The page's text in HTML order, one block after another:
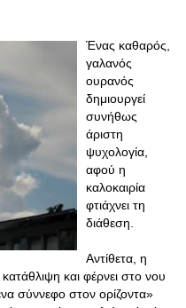
Ένας καθαρός,
γαλανός
ουρανός
δημιουργεί
συνήθως
άριστη
ψυχολογία,
αφού η
καλοκαιρία
φτιάχνει τη
διάθεση.
Αντίθετα, η
και φέρνει στο νου
σύννεφο στον ορίζοντα»